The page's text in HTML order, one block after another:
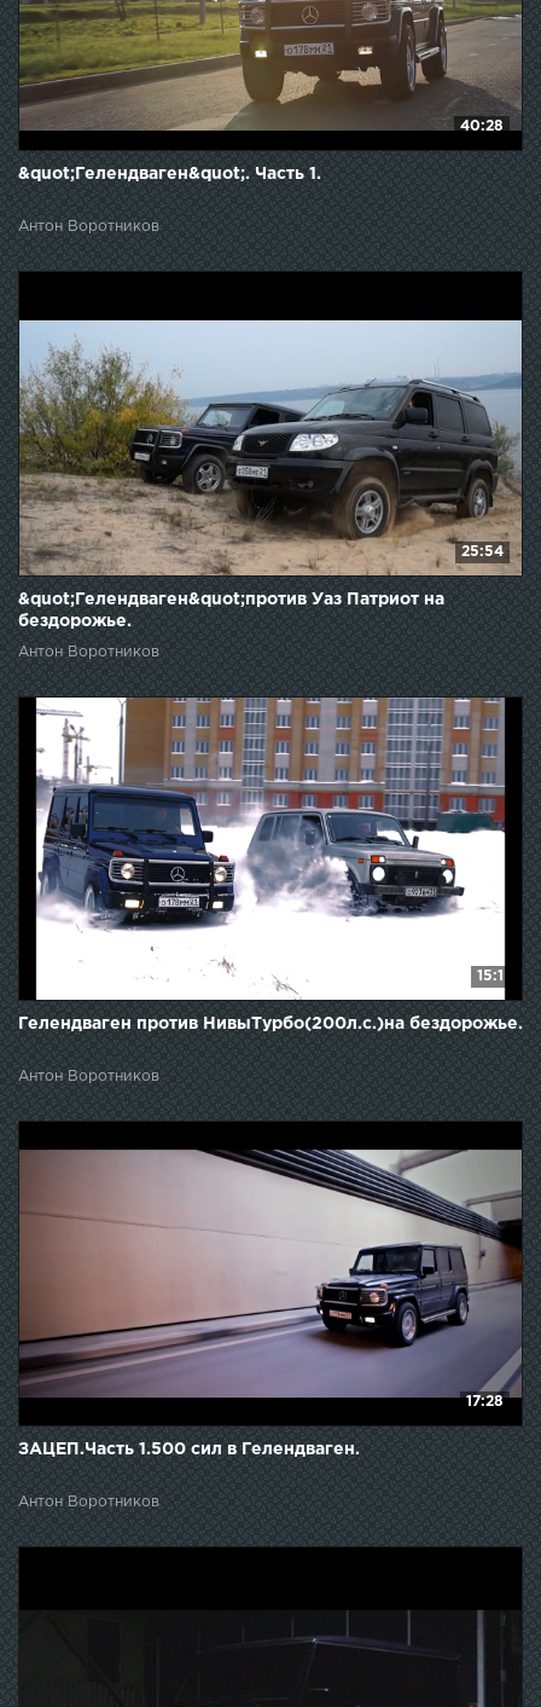
40:28
&quot;Гелендваген&quot;. Часть 1.
Антон Воротников
25:54
&quot;Гелендваген&quot;против Уаз Патриот на
бездорожье.
Антон Воротников
15:1
Гелендваген против НивыТурбо(200л.с.)на бездорожье.
Антон Воротников
17:28
ЗАЦЕП.Часть 1.500 сил в Гелендваген.
Антон Воротников